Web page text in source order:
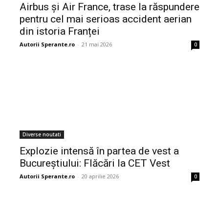
Airbus și Air France, trase la răspundere
pentru cel mai serioas accident aerian
din istoria Franței
Autorii Sperante.ro - 21 mai 2026 0
Diverse noutati
Explozie intensă în partea de vest a
Bucureștiului: Flăcări la CET Vest
Autorii Sperante.ro - 20 aprilie 2026 0